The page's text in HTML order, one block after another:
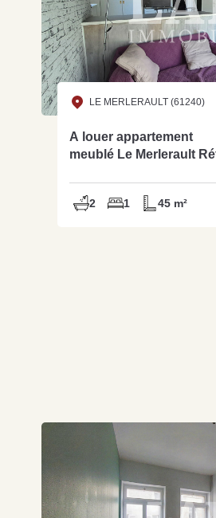
LE MERLERAULT (61240)
A louer appartement
meublé Le Merlerault Réf
2 1 45 m²